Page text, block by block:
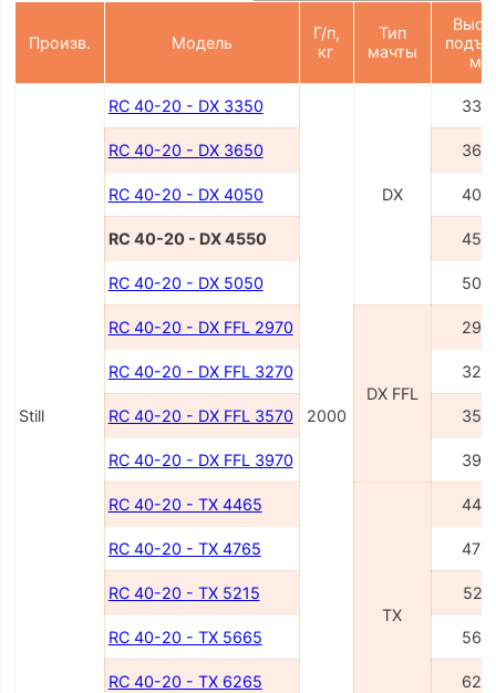
Произв. Модель
Г/п,
кг
Тип
мачты
мм
Still
RC 40-20 - DX 3350
2000
DX
RC 40-20 - DX 3650
RC 40-20 - DX 4050
RC 40-20 - DX 4550
RC 40-20 - DX 5050
RC 40-20 - DX FFL 2970
DX FFL
RC 40-20 - DX FFL 3270
RC 40-20 - DX FFL 3570
RC 40-20 - DX FFL 3970
RC 40-20 - TX 4465
TX
RC 40-20 - TX 4765
RC 40-20 - TX 5215
RC 40-20 - TX 5665
RC 40-20 - TX 6265